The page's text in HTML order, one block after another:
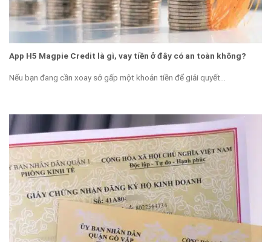
App H5 Magpie Credit là gì, vay tiền ở đây có an toàn không?
Nếu bạn đang cần xoay sở gấp một khoản tiền để giải quyết...